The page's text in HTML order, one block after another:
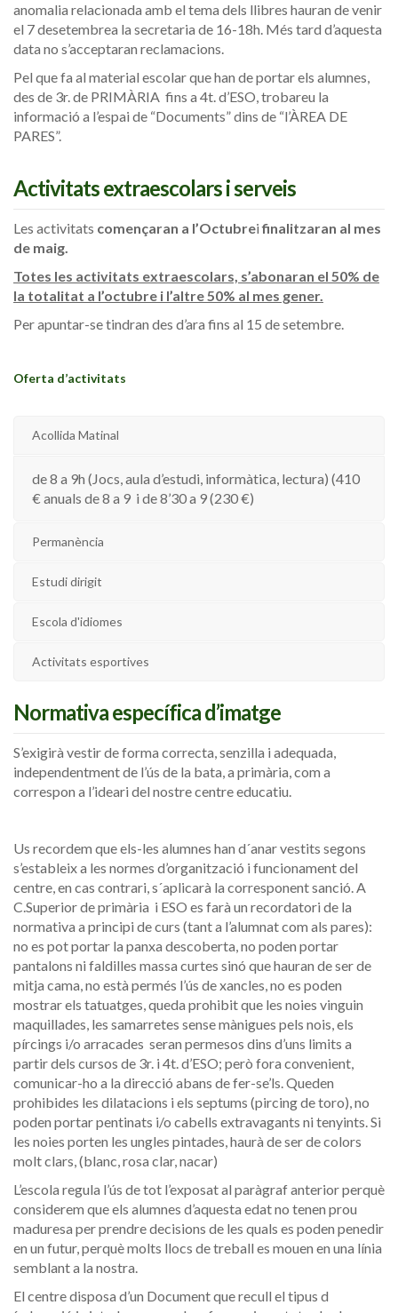
anomalia relacionada amb el tema dels llibres hauran de venir
el 7 desetembrea la secretaria de 16-18h. Més tard d’aquesta
data no s’acceptaran reclamacions.
Pel que fa al material escolar que han de portar els alumnes,
des de 3r. de PRIMÀRIA fins a 4t. d’ESO, trobareu la
informació a l’espai de “Documents” dins de “l’ÀREA DE
PARES”.
Activitats extraescolars i serveis
Les activitats començaran a l’Octubreifinalitzaran al mes
de maig.
Totes les activitats extraescolars, s’abonaran el 50% de
la totalitat a l’octubre i l’altre 50% al mes gener.
Per apuntar-se tindran des d’ara fins al 15 de setembre.
Oferta d’activitats
Acollida Matinal
de 8 a 9h (Jocs, aula d’estudi, informàtica, lectura) (410
€ anuals de 8 a 9 i de 8’30 a 9 (230 €)
Permanència
Estudi dirigit
Escola d'idiomes
Activitats esportives
Normativa específica d’imatge
S’exigirà vestir de forma correcta, senzilla i adequada,
independentment de l’ús de la bata, a primària, com a
correspon a l’ideari del nostre centre educatiu.
Us recordem que els-les alumnes han d´anar vestits segons
s’estableix a les normes d’organització i funcionament del
centre, en cas contrari, s´aplicarà la corresponent sanció. A
C.Superior de primària i ESO es farà un recordatori de la
normativa a principi de curs (tant a l’alumnat com als pares):
no es pot portar la panxa descoberta, no poden portar
pantalons ni faldilles massa curtes sinó que hauran de ser de
mitja cama, no està permés l’ús de xancles, no es poden
mostrar els tatuatges, queda prohibit que les noies vinguin
maquillades, les samarretes sense mànigues pels nois, els
pírcings i/o arracades seran permesos dins d’uns limits a
partir dels cursos de 3r. i 4t. d’ESO; però fora convenient,
comunicar-ho a la direcció abans de fer-se’ls. Queden
prohibides les dilatacions i els septums (pircing de toro), no
poden portar pentinats i/o cabells extravagants ni tenyints. Si
les noies porten les ungles pintades, haurà de ser de colors
molt clars, (blanc, rosa clar, nacar)
L’escola regula l’ús de tot l’exposat al paràgraf anterior perquè
considerem que els alumnes d’aquesta edat no tenen prou
maduresa per prendre decisions de les quals es poden penedir
en un futur, perquè molts llocs de treball es mouen en una línia
semblant a la nostra.
El centre disposa d’un Document que recull el tipus d